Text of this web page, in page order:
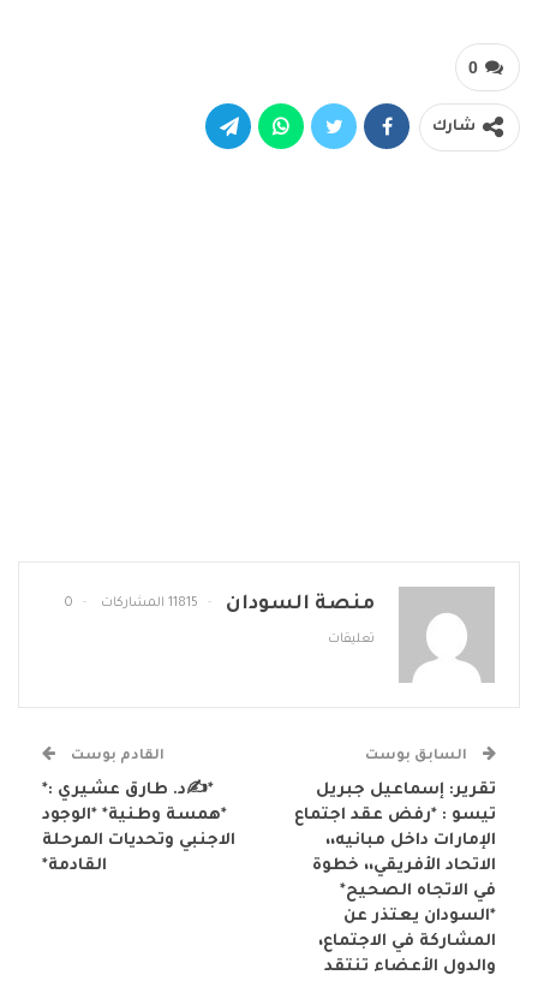
0
شارك
منصة السودان 11815 المشاركات 0
تعليقات
السابق بوست
تقرير: إسماعيل جبريل
تيسو : *رفض عقد اجتماع
الإمارات داخل مبانيه،،
الاتحاد الأفريقي،، خطوة
في الاتجاه الصحيح*
*السودان يعتذر عن
المشاركة في الاجتماع،
والدول الأعضاء تنتقد
القادم بوست
*✍د. طارق عشيري :*
*همسة وطنية* *الوجود
الاجنبي وتحديات المرحلة
القادمة*